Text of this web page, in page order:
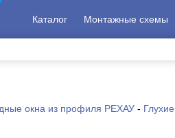
Каталог Монтажные схемы
окна из профиля РЕХАУ -